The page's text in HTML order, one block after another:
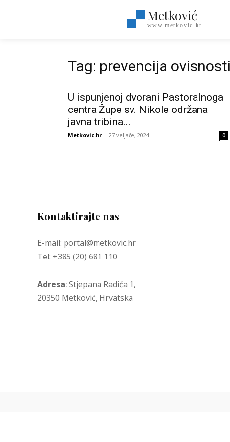
Metković
www.metkovic.hr
Tag: prevencija ovisnosti
U ispunjenoj dvorani Pastoralnoga
centra Župe sv. Nikole održana
javna tribina...
Metkovic.hr - 27 veljače, 2024 0
Kontaktirajte nas
E-mail: portal@metkovic.hr
Tel: +385 (20) 681 110
Adresa:Stjepana Radića 1,
20350 Metković, Hrvatska